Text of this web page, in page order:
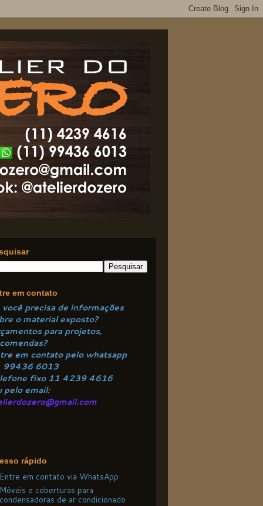
em contato
você precisa de informações
o material exposto?
para projetos,
em contato pelowhatsapp
99436 6013
fixo 11 4239 4616
pelo email:
rápido
em contato via WhatsApp
e coberturas para
de ar condicionado